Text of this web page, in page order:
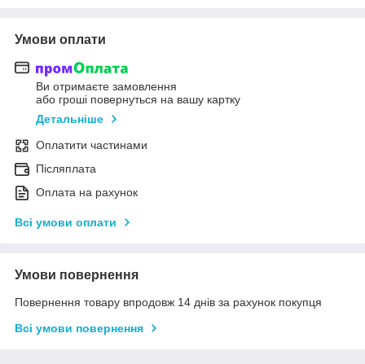
Умови оплати
Ви отримаєте замовлення
або гроші повернуться на вашу картку
Детальніше
Оплатити частинами
Післяплата
Оплата на рахунок
Всі умови оплати
Умови повернення
Повернення товару впродовж 14 днів за рахунок покупця
Всі умови повернення